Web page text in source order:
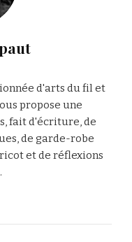
d'arts du fil et
propose une
fait d'écriture, de
de garde-robe
et de réflexions